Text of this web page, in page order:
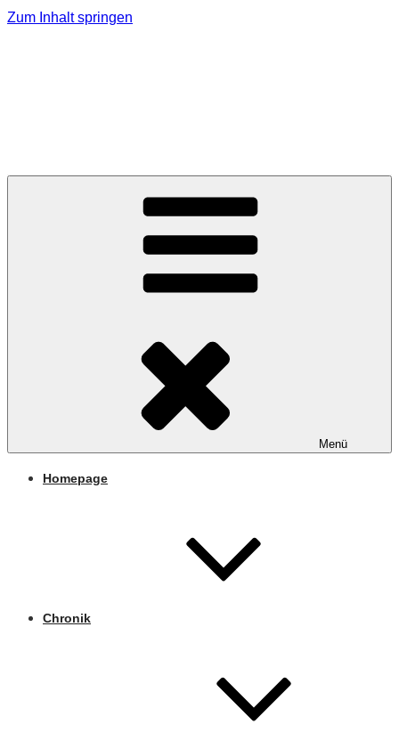
Zum Inhalt springen
Menü
Homepage
Chronik